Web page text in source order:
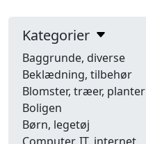
Kategorier
Baggrunde, diverse
Beklædning, tilbehør
Blomster, træer, planter
Boligen
Børn, legetøj